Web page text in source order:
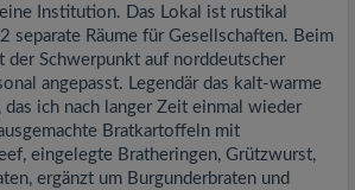
Institution. Das Lokal ist rustikal
separate Räume für Gesellschaften. Beim
der Schwerpunkt auf norddeutscher
angepasst. Legendär das kalt-warme
ich nach langer Zeit einmal wieder
Bratkartoffeln mit
eingelegte Bratheringen, Grützwurst,
ergänzt um Burgunderbraten und